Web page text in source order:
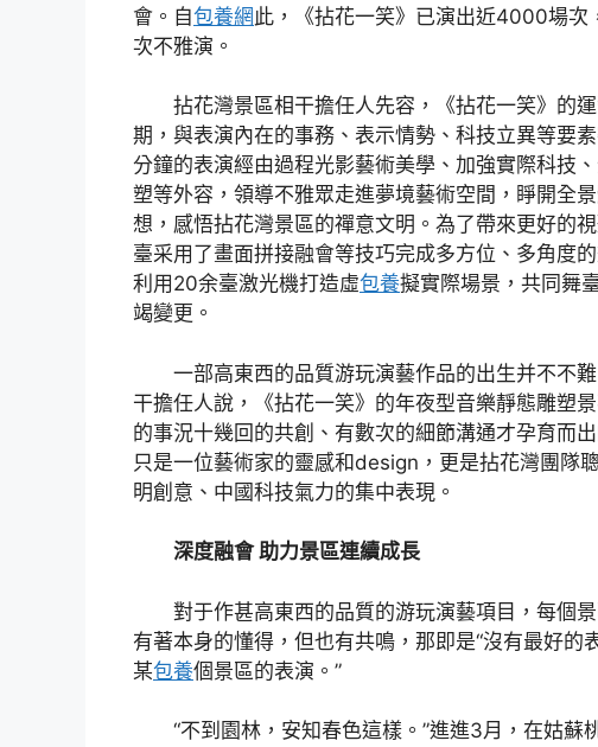
會。自包養網 此，《拈花一笑》已演出近4000場次
次不雅演。
拈花灣景區相干擔任人先容，《拈花一笑》的
期，與表演內在的事務、表示情勢、科技立異等要
分鐘的表演經由過程光影藝術美學、加強實際科技
塑等外容，領導不雅眾走進夢境藝術空間，睜開全
想，感悟拈花灣景區的禪意文明。為了帶來更好的
臺采用了畫面拼接融會等技巧完成多方位、多角度
利用20余臺激光機打造虛包養擬實際場景，共同舞
竭變更。
一部高東西的品質游玩演藝作品的出生并不不
干擔任人說，《拈花一笑》的年夜型音樂靜態雕塑
的事況十幾回的共創、有數次的細節溝通才孕育而
只是一位藝術家的靈感和design，更是拈花灣團隊
明創意、中國科技氣力的集中表現。
深度融會 助力景區連續成長
對于作甚高東西的品質的游玩演藝項目，每個
有著本身的懂得，但也有共鳴，那即是“沒有最好的
某包養個景區的表演。”
“不到園林，安知春色這樣。”進進3月，在姑蘇